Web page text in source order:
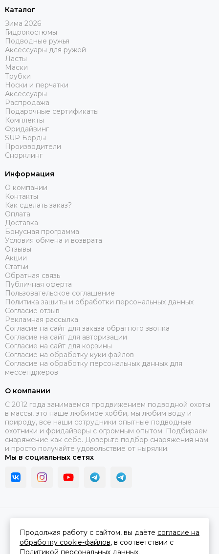
Каталог
Зима 2026
Гидрокостюмы
Подводные ружья
Аксессуары для ружей
Ласты
Маски
Трубки
Носки и перчатки
Аксессуары
Распродажа
Подарочные сертификаты
Комплекты
Фридайвинг
SUP Борды
Производители
Снорклинг
Информация
О компании
Контакты
Как сделать заказ?
Оплата
Доставка
Бонусная программа
Условия обмена и возврата
Отзывы
Акции
Статьи
Обратная связь
Публичная оферта
Пользовательское соглашение
Политика защиты и обработки персональных данных
Согласие отзыв
Рекламная рассылка
Согласие на сайт для заказа обратного звонка
Согласие на сайт для авторизации
Согласие на сайт для корзины
Согласие на обработку куки файлов
Согласие на обработку персональных данных для
мессенджеров
О компании
C 2012 года занимаемся продвижением подводной охоты
в массы, это наше любимое хобби, мы любим воду и
природу, все наши сотрудники опытные подводные
охотники и фридайверы с огромным опытом. Подбираем
снаряжение как себе. Доверьте подбор снаряжения нам
и просто получайте удовольствие от нырялки.
Мы в социальных сетях
Сделано вMOSK.STUDIOдля платформыInSales
Продолжая работу с сайтом, вы даёте согласие на
обработку cookie-файлов, в соответствии с
Политикой персональных данных.